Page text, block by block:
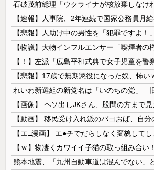
【ｗ】物凄くカワイイ子猫の取っ組み合い！